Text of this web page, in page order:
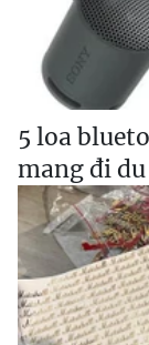
5 loa
mang đi